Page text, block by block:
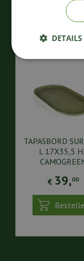
TAPASBORD
L 17X35,5
€ 39,00
DETAILS